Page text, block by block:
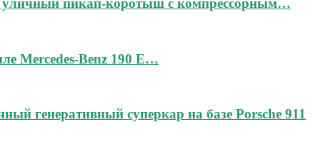
уличный пикап-коротыш с компрессорным…
Mercedes-Benz 190 E…
генеративный суперкар на базе Porsche 911